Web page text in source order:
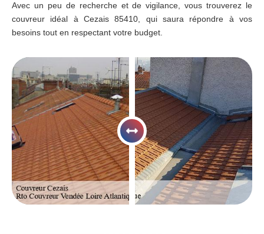
Avec un peu de recherche et de vigilance, vous trouverez le
couvreur idéal à Cezais 85410, qui saura répondre à vos
besoins tout en respectant votre budget.